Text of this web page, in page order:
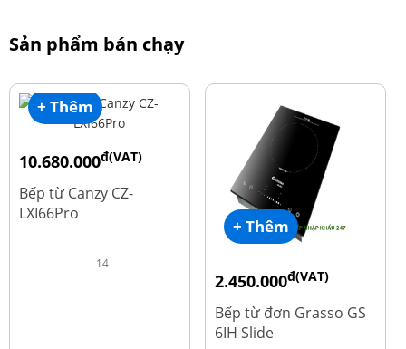
Sản phẩm bán chạy
+ Thêm
10.680.000đ(VAT)
15.980.000
Bếp từ Canzy CZ-
LXI66Pro
14
+ Thêm
2.450.000đ(VAT)
Bếp từ đơn Grasso GS
6IH Slide